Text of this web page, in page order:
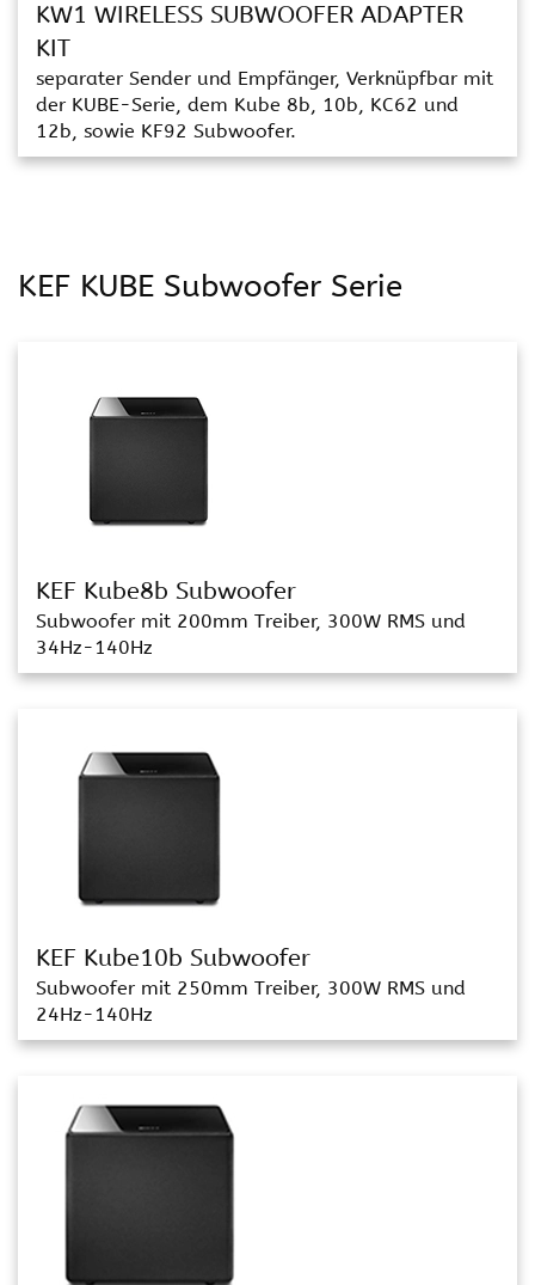
KW1 WIRELESS SUBWOOFER ADAPTER
KIT
separater Sender und Empfänger, Verknüpfbar mit
der KUBE-Serie, dem Kube 8b, 10b, KC62 und
12b, sowie KF92 Subwoofer.
KEF KUBE Subwoofer Serie
KEF Kube8b Subwoofer
Subwoofer mit 200mm Treiber, 300W RMS und
34Hz-140Hz
KEF Kube10b Subwoofer
Subwoofer mit 250mm Treiber, 300W RMS und
24Hz-140Hz